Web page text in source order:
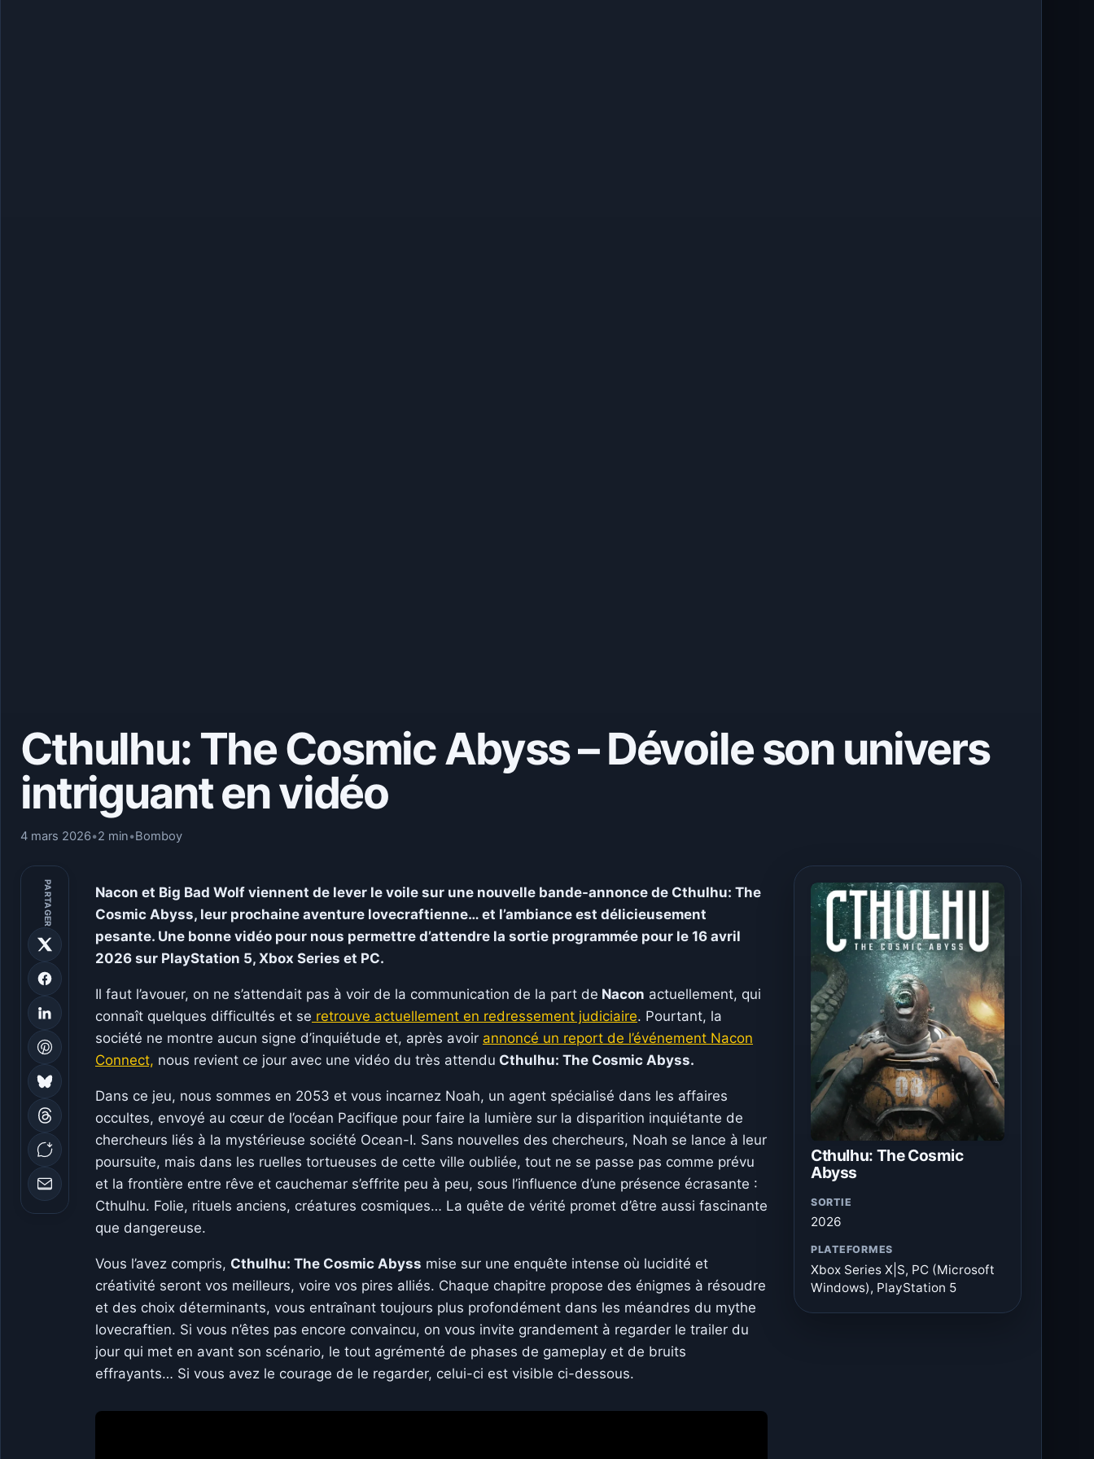
Cthulhu: The Cosmic Abyss – Dévoile son univers
intriguant en vidéo
4 mars 2026•2 min•Bomboy
PARTAGER Nacon et Big Bad Wolf viennent de lever le voile sur une nouvelle bande-annonce de Cthulhu: The
Cosmic Abyss, leur prochaine aventure lovecraftienne… et l’ambiance est délicieusement
pesante. Une bonne vidéo pour nous permettre d’attendre la sortie programmée pour le 16 avril
2026 sur PlayStation 5, Xbox Series et PC.
Il faut l’avouer, on ne s’attendait pas à voir de la communication de la part de Nacon actuellement, qui
connaît quelques difficultés et se retrouve actuellement en redressement judiciaire. Pourtant, la
société ne montre aucun signe d’inquiétude et, après avoir annoncé un report de l’événement Nacon
Connect, nous revient ce jour avec une vidéo du très attendu Cthulhu: The Cosmic Abyss.
Dans ce jeu, nous sommes en 2053 et vous incarnez Noah, un agent spécialisé dans les affaires
occultes, envoyé au cœur de l’océan Pacifique pour faire la lumière sur la disparition inquiétante de
chercheurs liés à la mystérieuse société Ocean-I. Sans nouvelles des chercheurs, Noah se lance à leur
poursuite, mais dans les ruelles tortueuses de cette ville oubliée, tout ne se passe pas comme prévu
et la frontière entre rêve et cauchemar s’effrite peu à peu, sous l’influence d’une présence écrasante :
Cthulhu. Folie, rituels anciens, créatures cosmiques… La quête de vérité promet d’être aussi fascinante
que dangereuse.
Vous l’avez compris, Cthulhu: The Cosmic Abyss mise sur une enquête intense où lucidité et
créativité seront vos meilleurs, voire vos pires alliés. Chaque chapitre propose des énigmes à résoudre
et des choix déterminants, vous entraînant toujours plus profondément dans les méandres du mythe
lovecraftien. Si vous n’êtes pas encore convaincu, on vous invite grandement à regarder le trailer du
jour qui met en avant son scénario, le tout agrémenté de phases de gameplay et de bruits
effrayants… Si vous avez le courage de le regarder, celui-ci est visible ci-dessous.
Cthulhu: The Cosmic
Abyss
SORTIE
2026
PLATEFORMES
Xbox Series X|S, PC (Microsoft
Windows), PlayStation 5